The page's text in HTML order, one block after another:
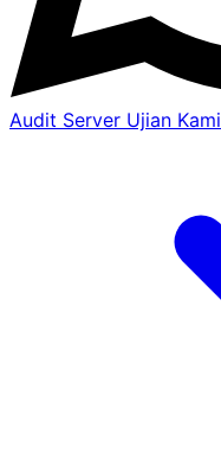
Audit Server Ujian Kami